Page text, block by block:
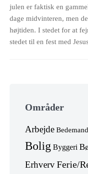
julen er faktisk en
dage midvinteren, men
højtiden. I stedet for at
stedet til en fest med
Områder
Arbejde
Bolig Byggeri
ErhvervFerie/